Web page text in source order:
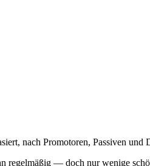
nach Promotoren, Passiven und
regelmäßig — doch nur wenige